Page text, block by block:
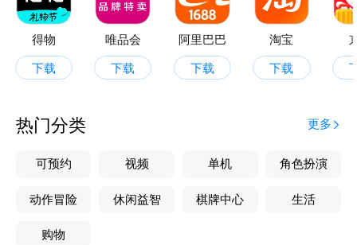
得物
下载
唯品会
下载
阿里巴巴
下载
淘宝
下载
热门分类 更多
可预约 视频 单机 角色扮演
动作冒险 休闲益智 棋牌中心 生活
购物